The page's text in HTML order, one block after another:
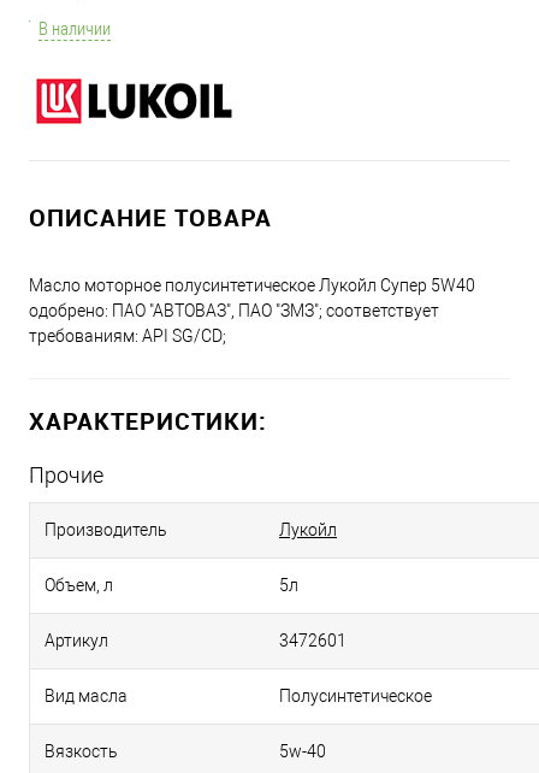
В наличии
ОПИСАНИЕ ТОВАРА
Масло моторное полусинтетическое Лукойл Супер 5W40
одобрено: ПАО "АВТОВАЗ", ПАО "ЗМЗ"; соответствует
требованиям: API SG/CD;
ХАРАКТЕРИСТИКИ:
Прочие
Производитель Лукойл
Объем, л 5л
Артикул 3472601
Вид масла Полусинтетическое
Вязкость 5w-40